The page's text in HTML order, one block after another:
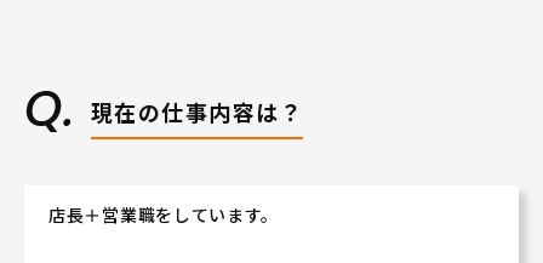
が自慢です。
年間休日は、自動車ディーラーでは多めの110日!!
が良い！
現在の仕事内容は？
店長＋営業職をしています。